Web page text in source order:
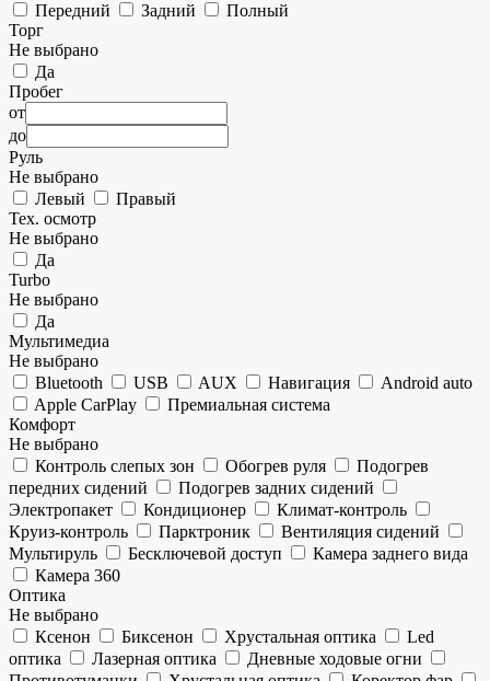
Передний
Задний
Полный
Торг
Не выбрано
Да
Пробег
от
до
Руль
Не выбрано
Левый
Правый
Тех. осмотр
Не выбрано
Да
Turbo
Не выбрано
Да
Мультимедиа
Не выбрано
Bluetooth
USB AUX Навигация
Android auto
Apple CarPlay
Премиальная система
Комфорт
Не выбрано
Контроль слепых зон
Обогрев руля
Подогрев
передних сидений
Подогрев задних сидений
Электропакет
Кондиционер
Климат-контроль
Круиз-контроль
Парктроник
Вентиляция сидений
Мультируль
Бесключевой доступ
Камера заднего вида
Камера 360
Оптика
Не выбрано
Ксенон
Биксенон Хрустальная оптика
Led
оптика
Лазерная оптика
Дневные ходовые огни